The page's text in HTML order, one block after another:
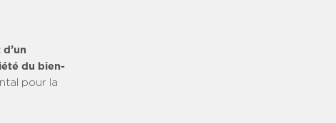
du bien-
pour la